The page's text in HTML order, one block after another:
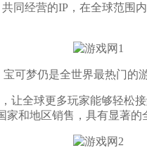
经营的IP，在全球范围
宝可梦仍是全世界最热门的
球更多玩家能够轻松接
和地区销售，具有显著的